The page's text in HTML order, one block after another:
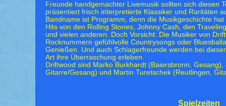
Freunde handgemachter Livemusik sollten sich diesen
präsentiert frisch interpretierte Klassiker und Raritäten
Bandname ist Programm, denn die Musikgeschichte
Hits von den Rolling Stones, Johnny Cash, den
und vielen anderen. Doch Vorsicht: Die Musiker von
Rocknummern gefühlvolle Countrysongs oder
Genießen. Und auch Schlagerfreunde werden bei
Art ihre Überraschung erleben.
Driftwood sind Marko Burkhardt (Baiersbronn,
Gitarre/Gesang) und Martin Turetschek (Reutlingen,
Spielzeiten